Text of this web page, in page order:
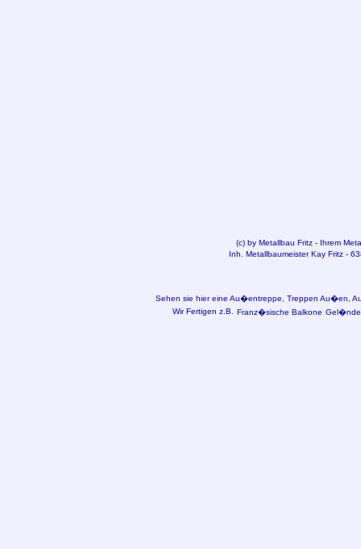
(c) by Metallbau Fritz - Ihrem
Inh. Metallbaumeister Kay Fritz -
Sehen sie hier eine Au�entreppe, Treppen Au�en,
Wir Fertigen z.B.
Franz�sische Balkone